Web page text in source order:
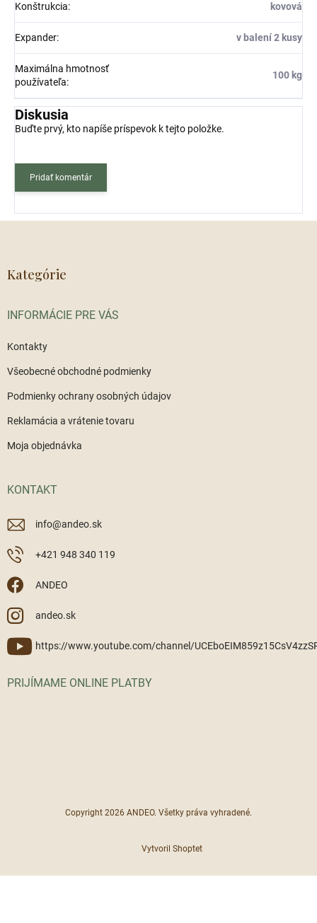
Konštrukcia: kovová
Expander: v balení 2 kusy
Maximálna hmotnosť
používateľa:
100 kg
Diskusia
Buďte prvý, kto napíše príspevok k tejto položke.
Pridať komentár
Kategórie
INFORMÁCIE PRE VÁS
Kontakty
Všeobecné obchodné podmienky
Podmienky ochrany osobných údajov
Reklamácia a vrátenie tovaru
Moja objednávka
KONTAKT
info@andeo.sk
+421 948 340 119
ANDEO
andeo.sk
https://www.youtube.com/channel/
PRIJÍMAME ONLINE PLATBY
Vytvoril Shoptet
Copyright 2026 ANDEO. Všetky práva vyhradené.